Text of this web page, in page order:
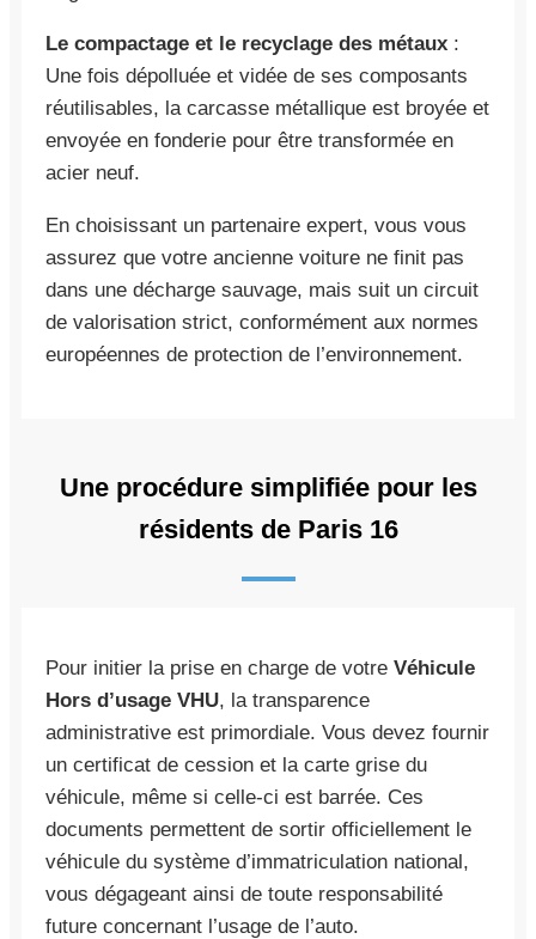
Le compactage et le recyclage des métaux :
Une fois dépolluée et vidée de ses composants
réutilisables, la carcasse métallique est broyée et
envoyée en fonderie pour être transformée en
acier neuf.
En choisissant un partenaire expert, vous vous
assurez que votre ancienne voiture ne finit pas
dans une décharge sauvage, mais suit un circuit
de valorisation strict, conformément aux normes
européennes de protection de l’environnement.
Une procédure simplifiée pour les
résidents de Paris 16
Pour initier la prise en charge de votre Véhicule
Hors d’usage VHU, la transparence
administrative est primordiale. Vous devez fournir
un certificat de cession et la carte grise du
véhicule, même si celle-ci est barrée. Ces
documents permettent de sortir officiellement le
véhicule du système d’immatriculation national,
vous dégageant ainsi de toute responsabilité
future concernant l’usage de l’auto.